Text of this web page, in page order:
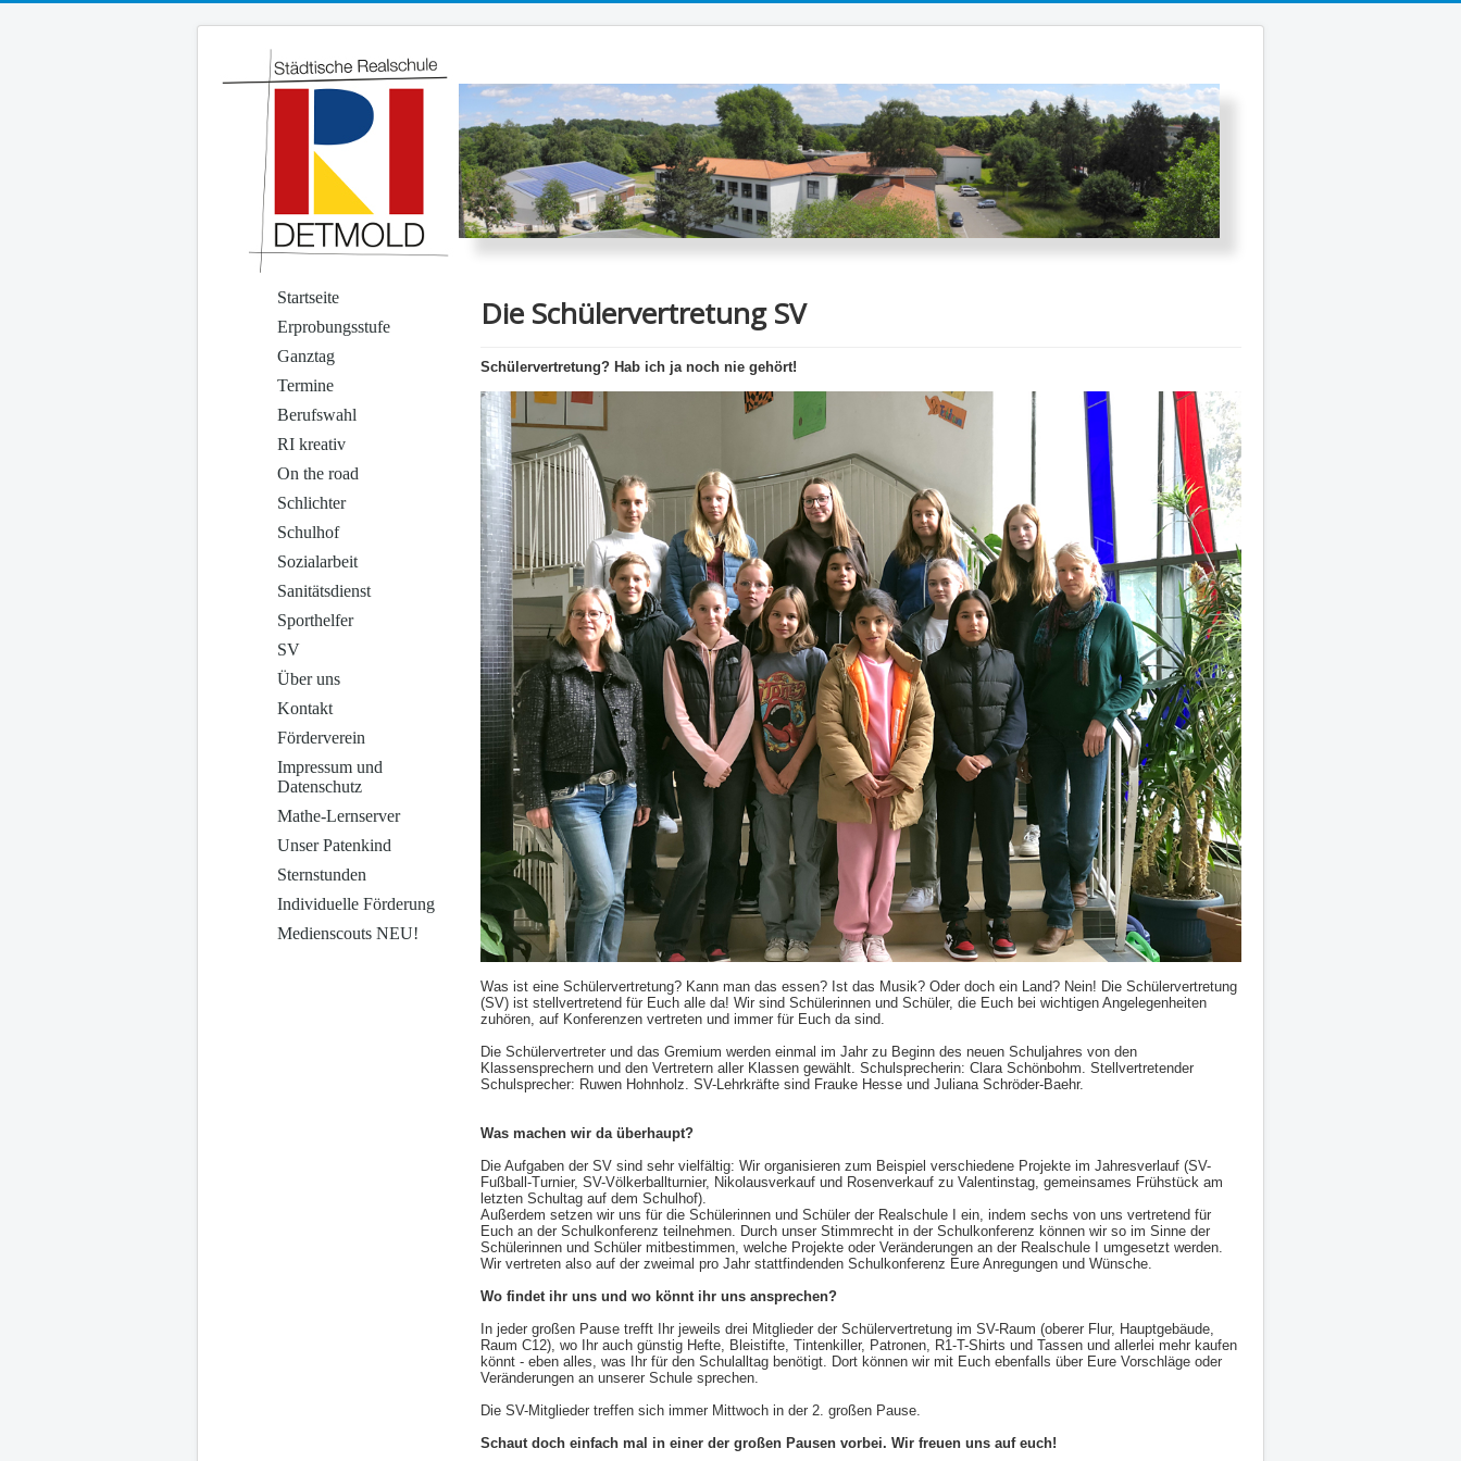
Startseite
Erprobungsstufe
Ganztag
Termine
Berufswahl
RI kreativ
On the road
Schlichter
Schulhof
Sozialarbeit
Sanitätsdienst
Sporthelfer
SV
Über uns
Kontakt
Förderverein
Impressum und
Datenschutz
Mathe-Lernserver
Unser Patenkind
Sternstunden
Individuelle Förderung
Medienscouts NEU!
Die Schülervertretung SV
Schülervertretung? Hab ich ja noch nie gehört!
Was ist eine Schülervertretung? Kann man das essen? Ist das Musik? Oder doch ein Land? Nein! Die Schülervertretung
(SV) ist stellvertretend für Euch alle da! Wir sind Schülerinnen und Schüler, die Euch bei wichtigen Angelegenheiten
zuhören, auf Konferenzen vertreten und immer für Euch da sind.
Die Schülervertreter und das Gremium werden einmal im Jahr zu Beginn des neuen Schuljahres von den
Klassensprechern und den Vertretern aller Klassen gewählt. Schulsprecherin: Clara Schönbohm. Stellvertretender
Schulsprecher: Ruwen Hohnholz. SV-Lehrkräfte sind Frauke Hesse und Juliana Schröder-Baehr.
Was machen wir da überhaupt?
Die Aufgaben der SV sind sehr vielfältig: Wir organisieren zum Beispiel verschiedene Projekte im Jahresverlauf (SV-
Fußball-Turnier, SV-Völkerballturnier, Nikolausverkauf und Rosenverkauf zu Valentinstag, gemeinsames Frühstück am
letzten Schultag auf dem Schulhof).
Außerdem setzen wir uns für die Schülerinnen und Schüler der Realschule I ein, indem sechs von uns vertretend für
Euch an der Schulkonferenz teilnehmen. Durch unser Stimmrecht in der Schulkonferenz können wir so im Sinne der
Schülerinnen und Schüler mitbestimmen, welche Projekte oder Veränderungen an der Realschule I umgesetzt werden.
Wir vertreten also auf der zweimal pro Jahr stattfindenden Schulkonferenz Eure Anregungen und Wünsche.
Wo findet ihr uns und wo könnt ihr uns ansprechen?
In jeder großen Pause trefft Ihr jeweils drei Mitglieder der Schülervertretung im SV-Raum (oberer Flur, Hauptgebäude,
Raum C12), wo Ihr auch günstig Hefte, Bleistifte, Tintenkiller, Patronen, R1-T-Shirts und Tassen und allerlei mehr kaufen
könnt - eben alles, was Ihr für den Schulalltag benötigt. Dort können wir mit Euch ebenfalls über Eure Vorschläge oder
Veränderungen an unserer Schule sprechen.
Die SV-Mitglieder treffen sich immer Mittwoch in der 2. großen Pause.
Schaut doch einfach mal in einer der großen Pausen vorbei. Wir freuen uns auf euch!